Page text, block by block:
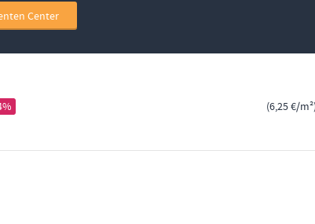
Center
6,25 €/m²